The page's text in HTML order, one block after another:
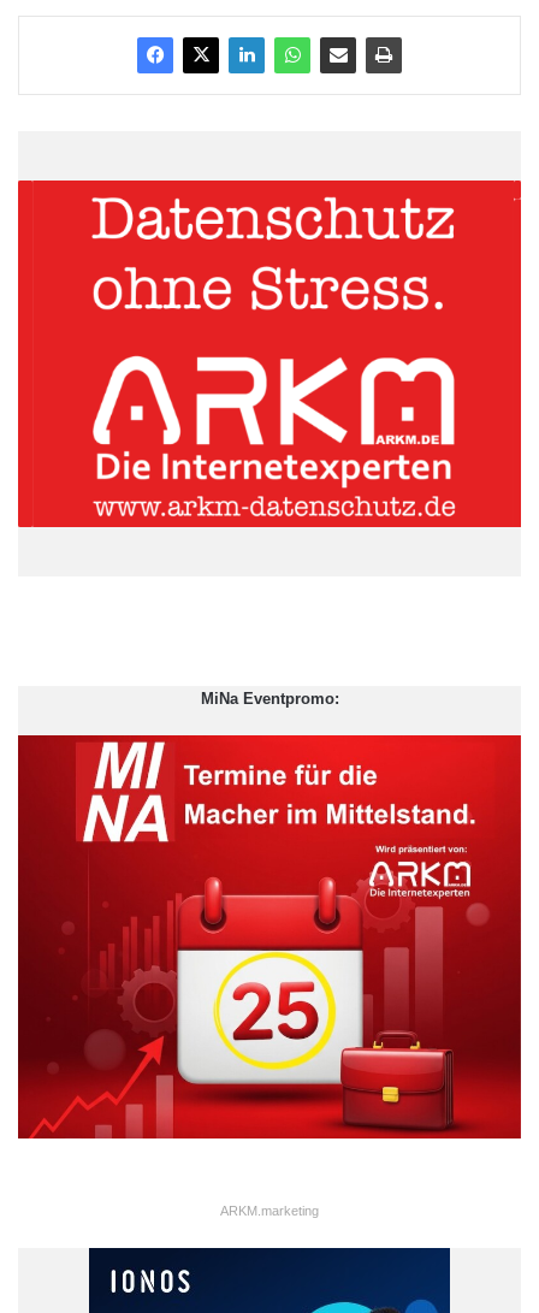
und Mitarbeiter in Praxen und Apotheken E-Mail-Anhänge von
zwar unbekannten, jedoch vermeintlich unauffälligen Absendern,
Dritter gelangen“, warnt Patrycja Tulinska.
Schon mehrere Cyberangriffe
auf das Gesundheitswesen
waren erfolgreich
Tatsächlich hat die jüngere Vergangenheit gezeigt, dass es nicht
gut um den Datenschutz im Gesundheitswesen bestellt ist. Im
Juli 2019 sorgte ein Cyberangriff dafür, dass ein kompletter
Verbund an Krankenhäusern und Altenpflegeeinrichtungen
Patrycja Tulinska.
ARKM.marketing
MiNa Eventpromo:
ARKM.marketing